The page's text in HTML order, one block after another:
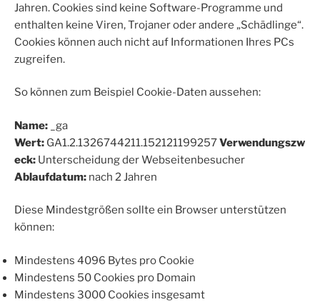
Jahren. Cookies sind keine Software-Programme und
enthalten keine Viren, Trojaner oder andere „Schädlinge“.
Cookies können auch nicht auf Informationen Ihres PCs
zugreifen.
So können zum Beispiel Cookie-Daten aussehen:
Name: _ga
Wert: GA1.2.1326744211.152121199257Verwendungszw
eck: Unterscheidung der Webseitenbesucher
Ablaufdatum: nach 2 Jahren
Diese Mindestgrößen sollte ein Browser unterstützen
können:
Mindestens 4096 Bytes pro Cookie
Mindestens 50 Cookies pro Domain
Mindestens 3000 Cookies insgesamt